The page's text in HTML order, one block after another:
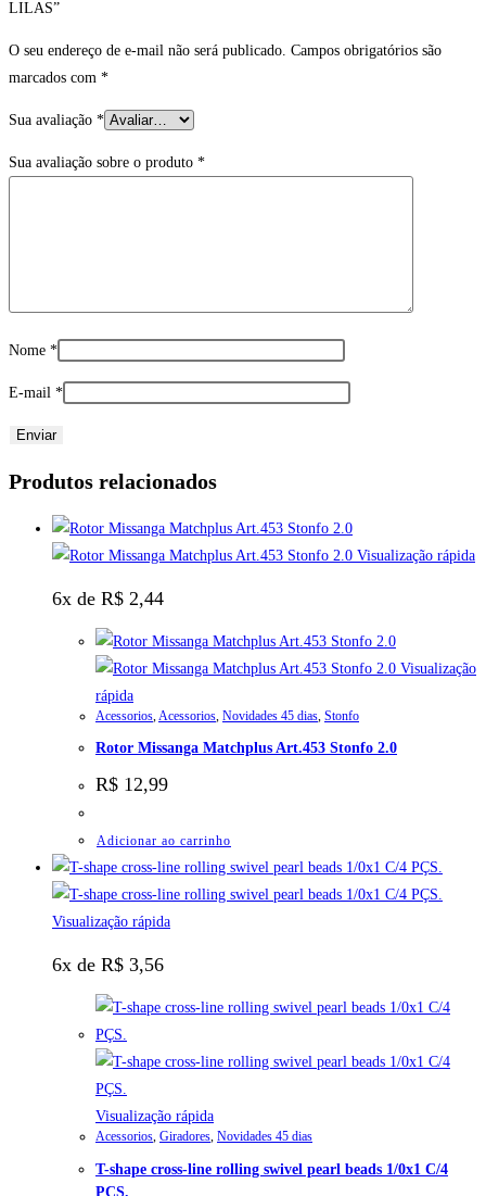
LILAS”
O seu endereço de e-mail não será publicado. Campos obrigatórios são
marcados com *
Sua avaliação *
Sua avaliação sobre o produto *
Nome *
E-mail *
Produtos relacionados
Visualização rápida
6x de R$ 2,44
Visualização
rápida
Acessorios Acessorios Novidades 45 dias Stonfo
Rotor Missanga Matchplus Art.453 Stonfo 2.0
R$ 12,99
Adicionar ao carrinho
Visualização rápida
6x de R$ 3,56
Visualização rápida
Acessorios, Giradores, Novidades 45 dias
T-shape cross-line rolling swivel pearl beads 1/0x1 C/4
PÇS.